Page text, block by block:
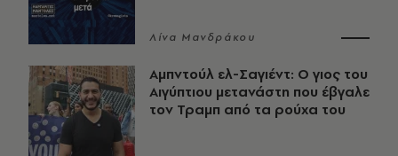
Λίνα Μανδράκου
Αμπντούλ ελ-Σαγιέντ: Ο γιος του
Αιγύπτιου μετανάστη που έβγαλε
τον Τραμπ από τα ρούχα του